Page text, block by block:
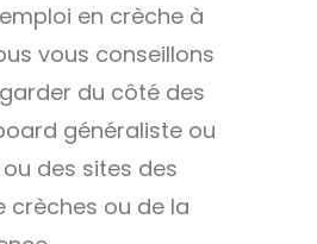
en crèche à
vous conseillons
du côté des
généraliste ou
des sites des
crèches ou de la